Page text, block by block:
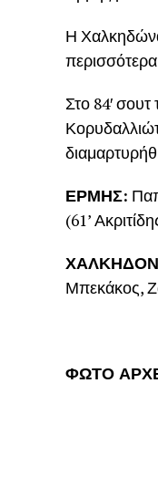
Η Χαλκηδώνα
Στο 84′
ΕΡΜΗΣ:
(61’
Μπεκάκος,
ΦΩΤΟ